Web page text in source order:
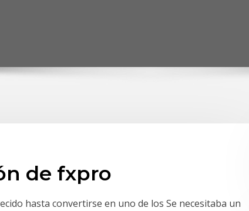
de fxpro
hasta convertirse en uno de los Se necesitaba un